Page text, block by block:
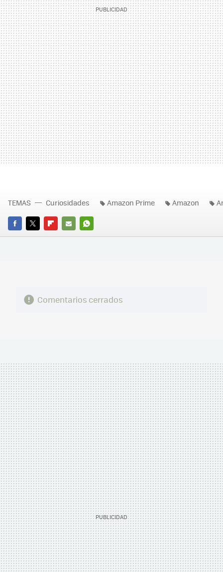
FACEBOOK
TWITTERFLIPBOARD
E-
WHATSAPP
TEMAS Curiosidades Amazon Prime Amazon
Comentarios cerrados